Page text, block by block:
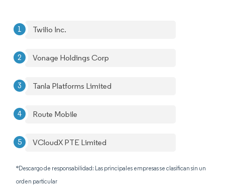
Twilio Inc.
Vonage Holdings Corp
Tanla Platforms Limited
Route Mobile
VCloudX PTE Limited
*Descargo de responsabilidad: Las principales empresas se clasifican sin un
orden particular